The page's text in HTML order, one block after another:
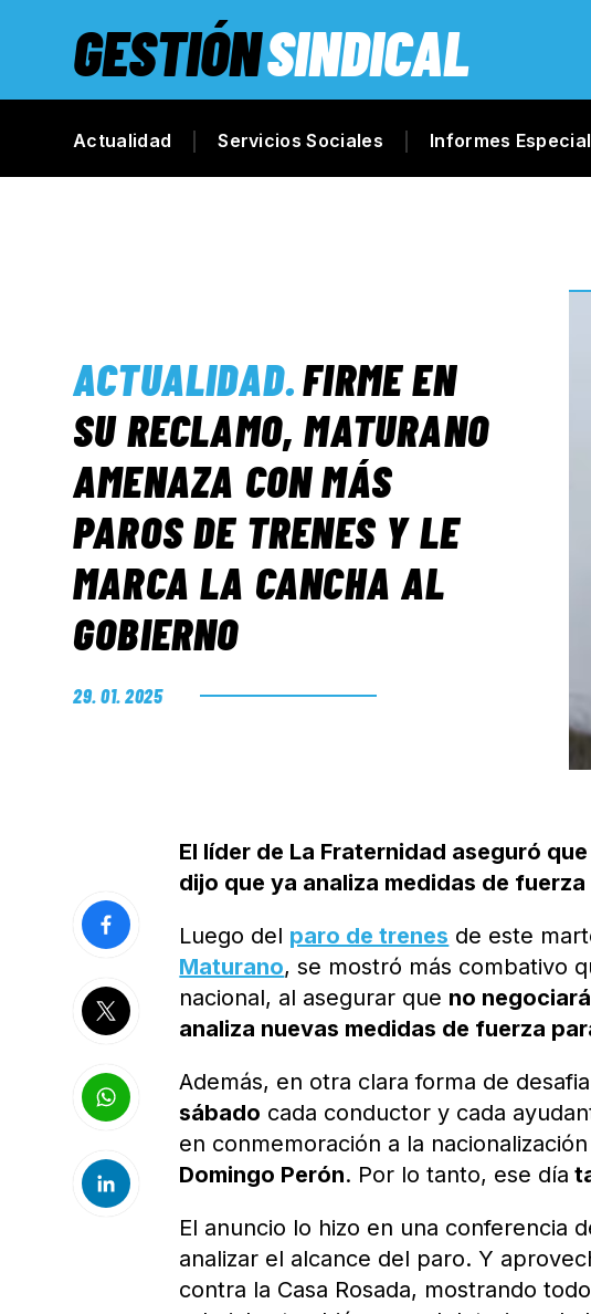
GESTIÓNSINDICAL
Actualidad Servicios Sociales Informes
ACTUALIDAD.FIRME EN
SU RECLAMO, MATURANO
AMENAZA CON MÁS
PAROS DE TRENES Y LE
MARCA LA CANCHA AL
GOBIERNO
29. 01. 2025
El líder de La Fraternidad aseguró
dijo que ya analiza medidas de
Luego del paro de trenes de este
Maturano, se mostró más combativo
nacional, al asegurar que no
analiza nuevas medidas de fuerza
Además, en otra clara forma de
sábado cada conductor y cada
en conmemoración a la
Domingo Perón. Por lo tanto, ese día
El anuncio lo hizo en una conferencia
analizar el alcance del paro. Y
contra la Casa Rosada, mostrando